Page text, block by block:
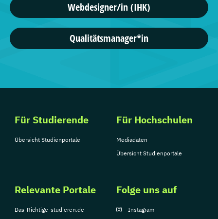
Webdesigner/in (IHK)
Qualitätsmanager*in
Für Studierende
Übersicht Studienportale
Für Hochschulen
Mediadaten
Übersicht Studienportale
Relevante Portale
Das-Richtige-studieren.de
Folge uns auf
Instagram